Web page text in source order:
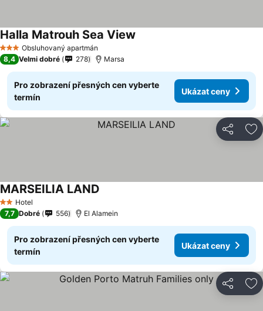
3 Počet hvězdiček
Obsluhovaný apartmán
Halla Matrouh Sea View
8,4 Velmi dobré 278 Marsa
Pro zobrazení přesných cen vyberte
termín
Ukázat ceny
Sdílet
2 Počet hvězdiček
Hotel
MARSEILIA LAND
7,7 Dobré 556 El Alamein
Pro zobrazení přesných cen vyberte
termín
Ukázat ceny
Sdílet